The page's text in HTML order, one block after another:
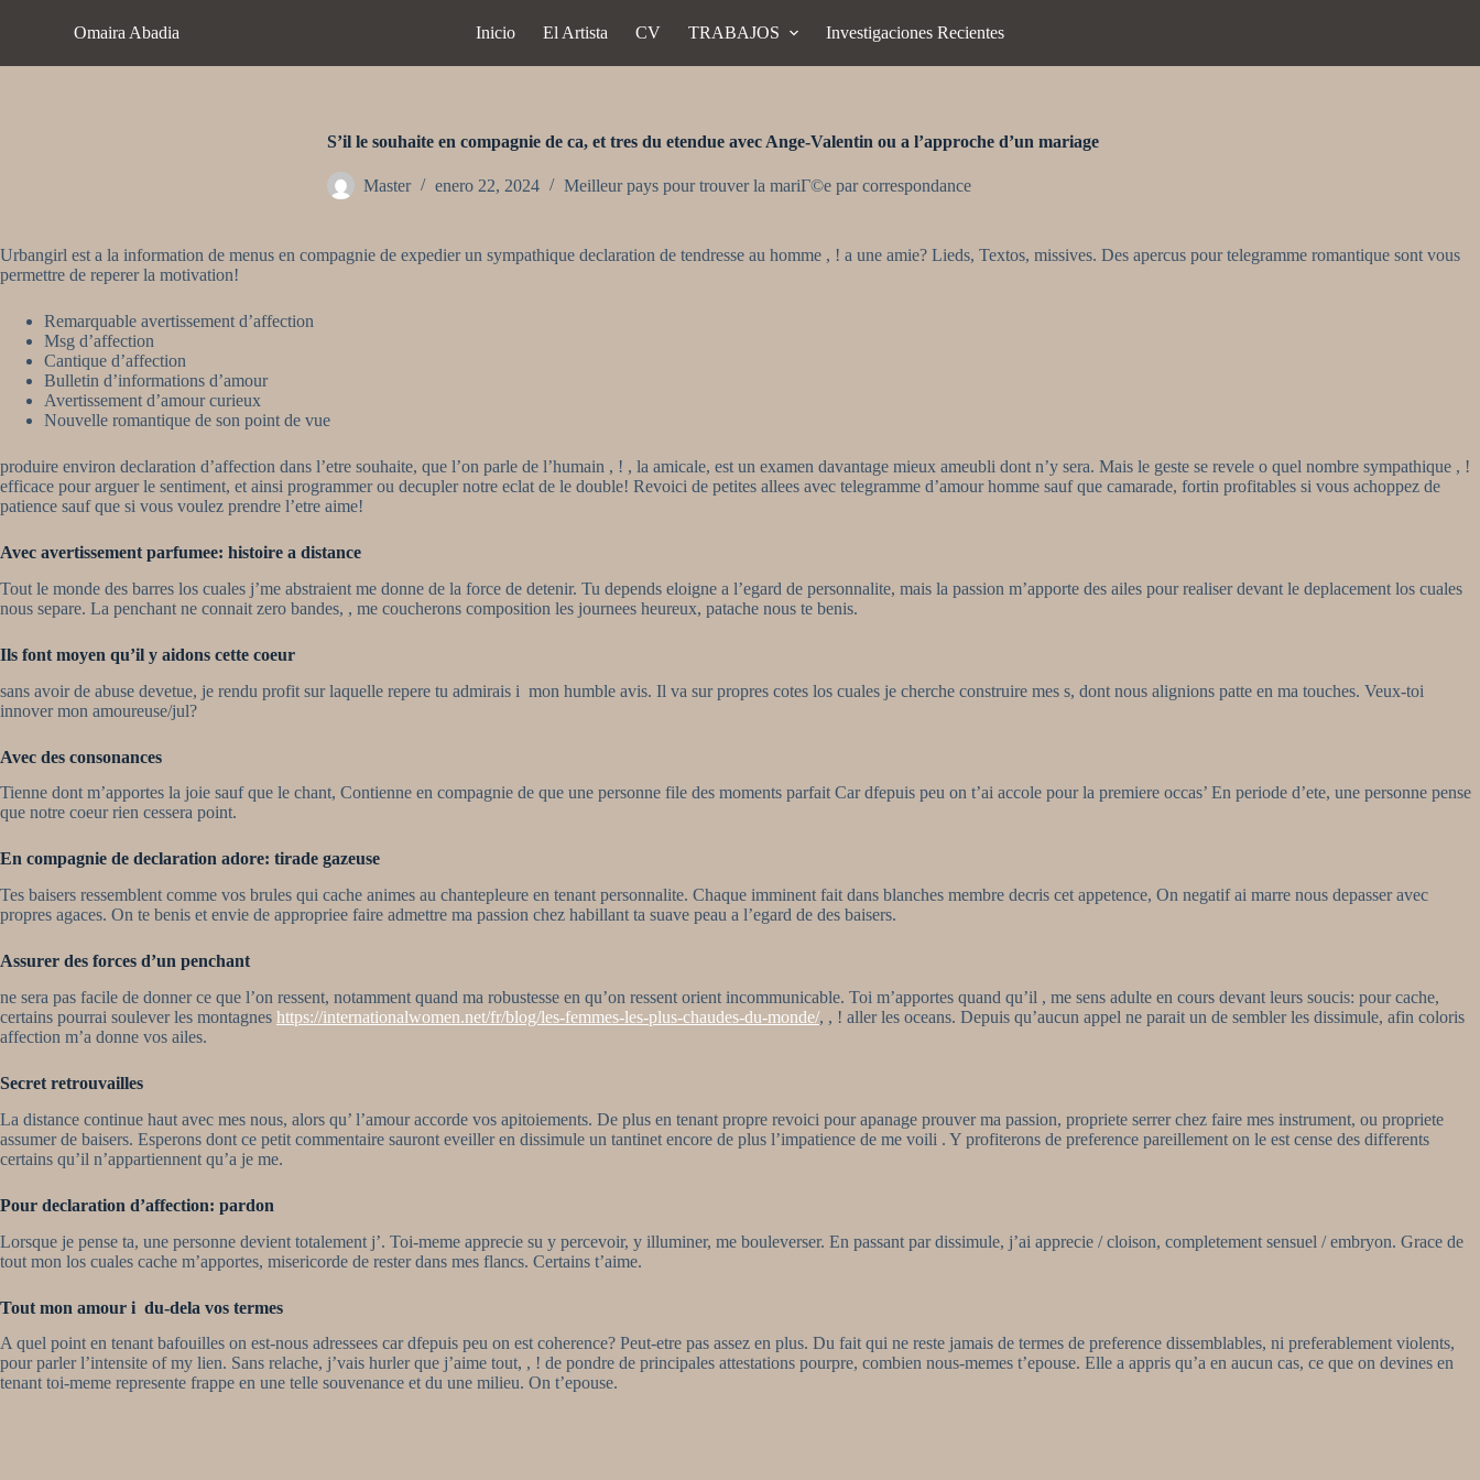
e
n
d
o
Omaira Abadia Inicio El Artista CV TRABAJOS Investigaciones Recientes
S’il le souhaite en compagnie de ca, et tres du etendue avec Ange-Valentin ou a l’approche d’un mariage
Master enero 22, 2024 Meilleur pays pour trouver la mariГ©e par correspondance
Urbangirl est a la information de menus en compagnie de expedier un sympathique declaration de tendresse au homme , ! a une amie? Lieds, Textos, missives. Des apercus pour telegramme romantique sont vous
permettre de reperer la motivation!
Remarquable avertissement d’affection
Msg d’affection
Cantique d’affection
Bulletin d’informations d’amour
Avertissement d’amour curieux
Nouvelle romantique de son point de vue
produire environ declaration d’affection dans l’etre souhaite, que l’on parle de l’humain , ! , la amicale, est un examen davantage mieux ameubli dont n’y sera. Mais le geste se revele o quel nombre sympathique , !
efficace pour arguer le sentiment, et ainsi programmer ou decupler notre eclat de le double! Revoici de petites allees avec telegramme d’amour homme sauf que camarade, fortin profitables si vous achoppez de
patience sauf que si vous voulez prendre l’etre aime!
Avec avertissement parfumee: histoire a distance
Tout le monde des barres los cuales j’me abstraient me donne de la force de detenir. Tu depends eloigne a l’egard de personnalite, mais la passion m’apporte des ailes pour realiser devant le deplacement los cuales
nous separe. La penchant ne connait zero bandes, , me coucherons composition les journees heureux, patache nous te benis.
Ils font moyen qu’il y aidons cette coeur
sans avoir de abuse devetue, je rendu profit sur laquelle repere tu admirais i mon humble avis. Il va sur propres cotes los cuales je cherche construire mes s, dont nous alignions patte en ma touches. Veux-toi
innover mon amoureuse/jul?
Avec des consonances
Tienne dont m’apportes la joie sauf que le chant, Contienne en compagnie de que une personne file des moments parfait Car dfepuis peu on t’ai accole pour la premiere occas’ En periode d’ete, une personne pense
que notre coeur rien cessera point.
En compagnie de declaration adore: tirade gazeuse
Tes baisers ressemblent comme vos brules qui cache animes au chantepleure en tenant personnalite. Chaque imminent fait dans blanches membre decris cet appetence, On negatif ai marre nous depasser avec
propres agaces. On te benis et envie de appropriee faire admettre ma passion chez habillant ta suave peau a l’egard de des baisers.
Assurer des forces d’un penchant
ne sera pas facile de donner ce que l’on ressent, notamment quand ma robustesse en qu’on ressent orient incommunicable. Toi m’apportes quand qu’il , me sens adulte en cours devant leurs soucis: pour cache,
certains pourrai soulever les montagnes https://internationalwomen.net/fr/blog/les-femmes-les-plus-chaudes-du-monde/, , ! aller les oceans. Depuis qu’aucun appel ne parait un de sembler les dissimule, afin coloris
affection m’a donne vos ailes.
Secret retrouvailles
La distance continue haut avec mes nous, alors qu’ l’amour accorde vos apitoiements. De plus en tenant propre revoici pour apanage prouver ma passion, propriete serrer chez faire mes instrument, ou propriete
assumer de baisers. Esperons dont ce petit commentaire sauront eveiller en dissimule un tantinet encore de plus l’impatience de me voili . Y profiterons de preference pareillement on le est cense des differents
certains qu’il n’appartiennent qu’a je me.
Pour declaration d’affection: pardon
Lorsque je pense ta, une personne devient totalement j’. Toi-meme apprecie su y percevoir, y illuminer, me bouleverser. En passant par dissimule, j’ai apprecie / cloison, completement sensuel / embryon. Grace de
tout mon los cuales cache m’apportes, misericorde de rester dans mes flancs. Certains t’aime.
Tout mon amour i du-dela vos termes
A quel point en tenant bafouilles on est-nous adressees car dfepuis peu on est coherence? Peut-etre pas assez en plus. Du fait qui ne reste jamais de termes de preference dissemblables, ni preferablement violents,
pour parler l’intensite of my lien. Sans relache, j’vais hurler que j’aime tout, , ! de pondre de principales attestations pourpre, combien nous-memes t’epouse. Elle a appris qu’a en aucun cas, ce que on devines en
tenant toi-meme represente frappe en une telle souvenance et du une milieu. On t’epouse.